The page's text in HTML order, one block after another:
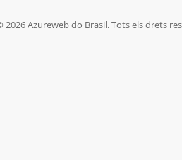
Azureweb do Brasil. Tots els drets